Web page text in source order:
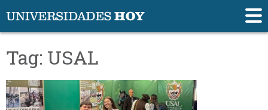
Tag: USAL